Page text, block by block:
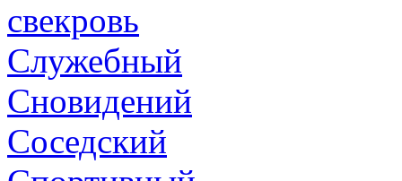
свекровь
Служебный
Сновидений
Соседский